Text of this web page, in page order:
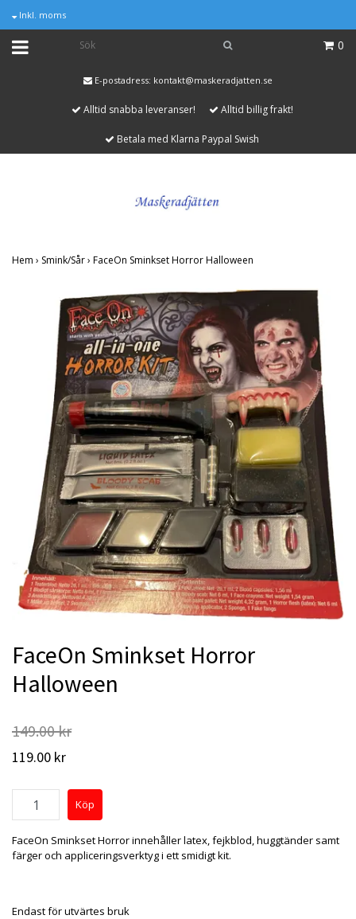
Inkl. moms
0
E-postadress: kontakt@maskeradjatten.se
Alltid snabba leveranser! Alltid billig frakt!
Betala med Klarna Paypal Swish
Hem › Smink/Sår› FaceOn Sminkset Horror Halloween
FaceOn Sminkset Horror
Halloween
149.00 kr
119.00 kr
FaceOn Sminkset Horror innehåller latex, fejkblod, huggtänder samt
färger och appliceringsverktyg i ett smidigt kit.
Endast för utvärtes bruk